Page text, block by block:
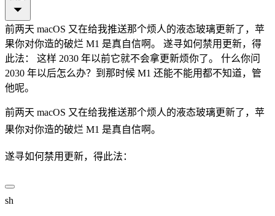
前两天 macOS 又在给我推送那个烦人的液态玻璃更新了，苹
果你对你造的破烂 M1 是真自信啊。 遂寻如何禁用更新，得
此法： 这样 2030 年以前它就不会拿更新烦你了。 什么你问
2030 年以后怎么办？到那时候 M1 还能不能用都不知道，管
他呢。
前两天 macOS 又在给我推送那个烦人的液态玻璃更新了，苹
果你对你造的破烂 M1 是真自信啊。
遂寻如何禁用更新，得此法：
sh